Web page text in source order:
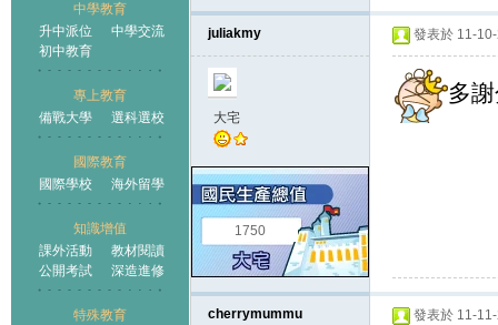
中學教育
升中派位
中學交流
初中教育
專上教育
備戰大學
選科選校
國際教育
國際學校
海外留學
知識增值
課外活動
教材閱讀
公開考試
深造進修
特殊教育
juliakmy
大宅
1750
發表於 11-
多
cherrymummu 發表於 11-